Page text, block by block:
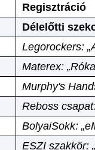
Regisztráció
Délelőtti
Legorockers:
Materex:
Murphy's
Reboss
BolyaiSokk:
ESZI szakkör: